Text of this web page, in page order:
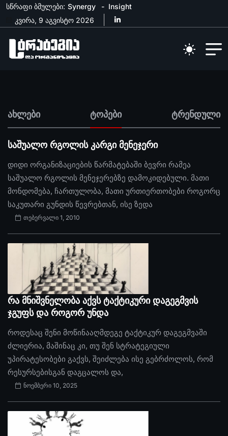
სწრაფი ბმულები: Synergy
Insight
კვირა, 9 აგვისტო 2026
ახლები ტოპები ტრენდული
საშუალო რგოლის კარგი მენეჯერი
დიდი ორგანიზაციების წარმატებაში ბევრი რამეა
საშუალო რგოლის მენეჯერებზე დამოკიდებული. მათი
მონდომება, ჩართულობა, მათი ურთიერთობები როგორც
საკუთარი გუნდის წევრებთან, ისე ზედა
თებერვალი 1, 2010
რა მნიშვნელობა აქვს ტაქტიკური დაგეგმვის
ჯგუფს და როგორ უნდა
როდესაც შენი მოწინააღმდეგე ტაქტიკურ დაგეგმვაში
ძლიერია, მაშინაც კი, თუ შენ სტრატეგიული
უპირატესობები გაქვს, შეიძლება ისე გებრძოლოს, რომ
რესურსებისგან დაგცალოს და,
ნოემბერი 10, 2025